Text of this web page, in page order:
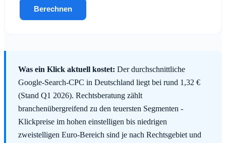
Berechnen
Was ein Klick aktuell kostet: Der durchschnittliche
Google-Search-CPC in Deutschland liegt bei rund 1,32 €
(Stand Q1 2026). Rechtsberatung zählt
branchenübergreifend zu den teuersten Segmenten -
Klickpreise im hohen einstelligen bis niedrigen
zweistelligen Euro-Bereich sind je nach Rechtsgebiet und